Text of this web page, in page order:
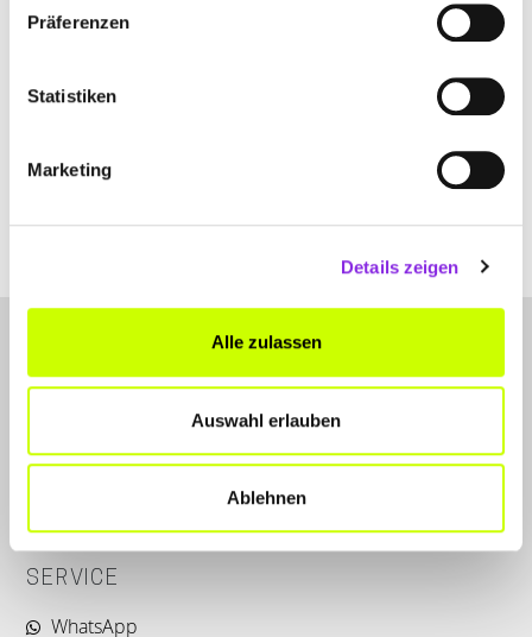
Präferenzen
Statistiken
Marketing
Details zeigen
Alle zulassen
Auswahl erlauben
Ablehnen
BAUSCHLOSSEREI
dieter-kern-kunstschmiede-
bauschlosserei.weblocator.de
Kontakt
SERVICE
WhatsApp